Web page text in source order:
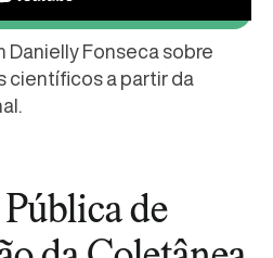
Danielly Fonseca sobre
científicos a partir da
Pública de